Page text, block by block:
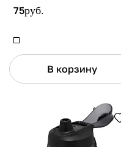
75руб.
В корзину